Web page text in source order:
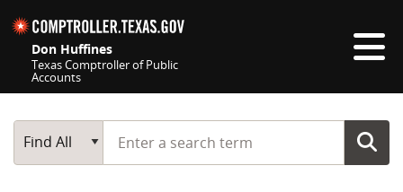
Don Huffines
Texas Comptroller of Public
Accounts
Main Search
Find All
Start typing a search term